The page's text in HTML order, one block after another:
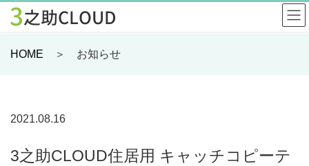
HOME ＞ お知らせ
2021.08.16
3之助CLOUD住居用 キャッチコピーテ